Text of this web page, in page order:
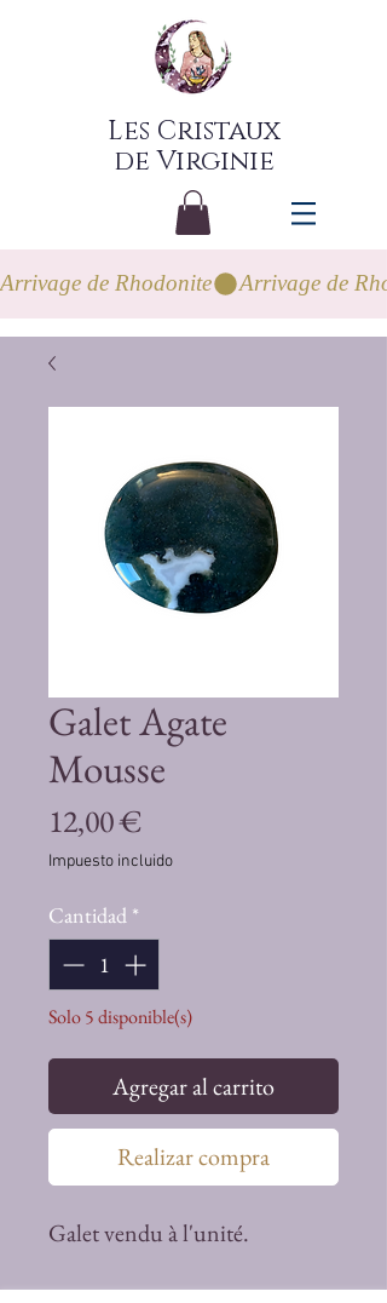
Les Cristaux
de Virginie
Arrivage de Rhodonite
Galet Agate
Mousse
12,00 €Precio
Impuesto incluido
Cantidad *
Solo 5 disponible(s)
Agregar al carrito
Realizar compra
Galet vendu à l'unité.